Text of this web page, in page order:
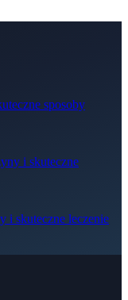
sposoby
i skuteczne
i skuteczne leczenie